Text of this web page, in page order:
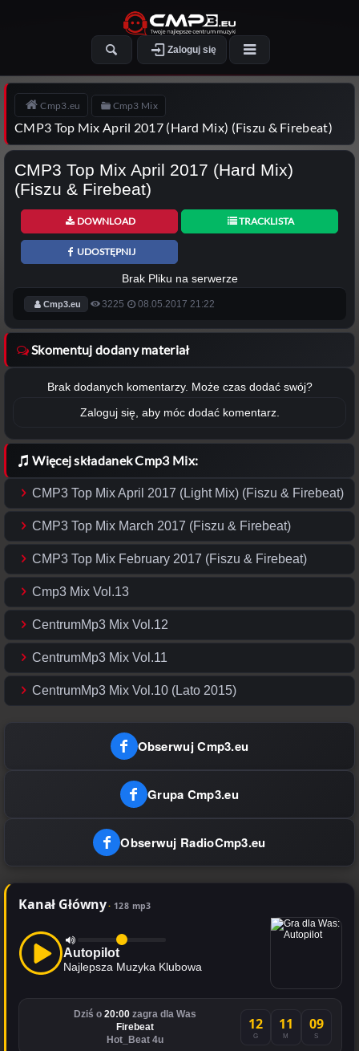
Zaloguj się
Cmp3.eu Cmp3 Mix
CMP3 Top Mix April 2017 (Hard Mix) (Fiszu & Firebeat)
CMP3 Top Mix April 2017 (Hard Mix)
(Fiszu & Firebeat)
DOWNLOAD TRACKLISTA
UDOSTĘPNIJ
Brak Pliku na serwerze
Cmp3.eu 3225 08.05.2017 21:22
Skomentuj dodany materiał
Brak dodanych komentarzy. Może czas dodać swój?
Zaloguj się, aby móc dodać komentarz.
Więcej składanek Cmp3 Mix:
CMP3 Top Mix April 2017 (Light Mix) (Fiszu & Firebeat)
CMP3 Top Mix March 2017 (Fiszu & Firebeat)
CMP3 Top Mix February 2017 (Fiszu & Firebeat)
Cmp3 Mix Vol.13
CentrumMp3 Mix Vol.12
CentrumMp3 Mix Vol.11
CentrumMp3 Mix Vol.10 (Lato 2015)
Obserwuj Cmp3.eu
Grupa Cmp3.eu
Obserwuj RadioCmp3.eu
Kanał Główny 128 mp3
Autopilot
Najlepsza Muzyka Klubowa
Dziś o 20:00zagra dla Was
Firebeat
Hot_Beat 4u
12
G
11
M
09
S